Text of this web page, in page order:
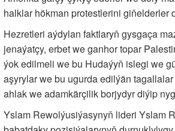
halklar hökman protestlerini giňelderler
Hezretleri aýdylan faktlaryň gysgaça
jenaýatçy, erbet we ganhor topar
ýok edilmeli we bu Hudaýyň islegi we
aşyrylar we bu ugurda edilýän
ahlak we adamkärçilik borjydyr diýip
Yslam Rewolýusiýasynyň lideri Yslam